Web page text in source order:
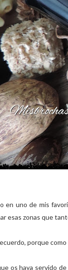
en uno de mis
esas zonas que
porque
os haya servido